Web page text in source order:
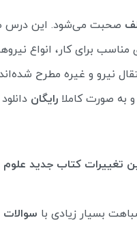
صحبت می‌شود. این درس
برای کار، انواع
نیرو و غیره مطرح
و به صورت کاملا رایگان
تغییرات کتاب جدید
بسیار زیادی با سوالات